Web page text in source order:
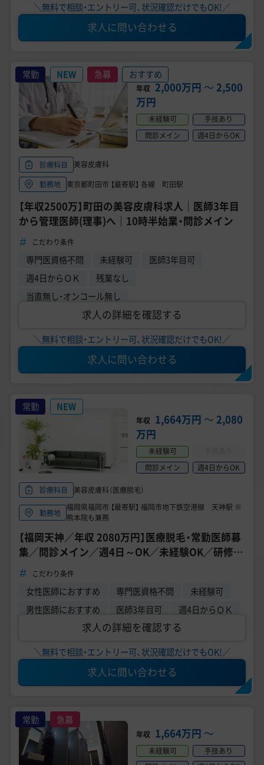
＼無料で相談・エントリー可、状況確認だけでもOK!／
求人に問い合わせる
常勤 NEW 急募 おすすめ
年収 2,000万円 〜 2,500
万円
未経験可
手技あり
問診メイン
週4日からOK
診療科目
美容皮膚科
勤務地
東京都町田市 【最寄駅】 各線 町田駅
【年収2500万】町田の美容皮膚科求人｜医師3年目
から管理医師(理事)へ｜10時半始業・問診メイン
こだわり条件
専門医資格不問 未経験可
医師3年目可
週4日からＯＫ
残業なし
当直無し・オンコール無し
求人の詳細を確認する
＼無料で相談・エントリー可、状況確認だけでもOK!／
求人に問い合わせる
常勤 NEW
年収 1,664万円 〜 2,080
万円
未経験可
問診メイン
週4日からOK
診療科目 美容皮膚科（医療脱毛）
勤務地
福岡県福岡市 【最寄駅】 福岡市地下鉄空港線 天神駅 ※
熊本院も兼務
【福岡天神／年収 2080万円】医療脱毛・常勤医師募
集／問診メイン／週4日～OK／未経験OK／研修制
度あり◎
こだわり条件
女性医師におすすめ 専門医資格不問
未経験可
男性医師におすすめ
医師3年目可 週4日からＯＫ
求人の詳細を確認する
＼無料で相談・エントリー可、状況確認だけでもOK!／
求人に問い合わせる
常勤 急募
年収 1,664万円 〜
未経験可
手技あり